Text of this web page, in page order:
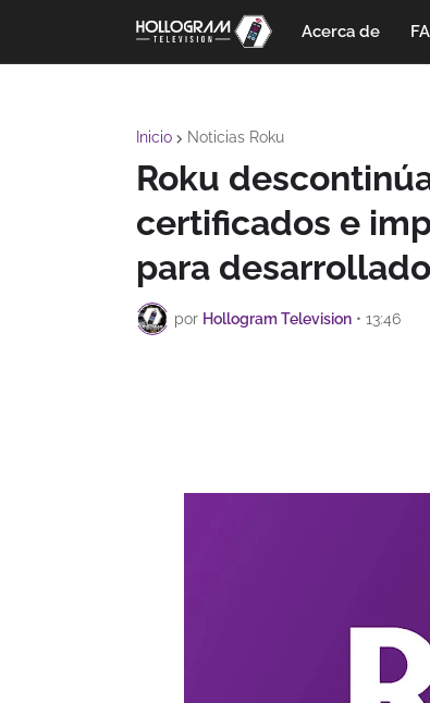
Acerca de
Inicio Noticias Roku
Roku
certificados e
para
por Hollogram Television • 13:46